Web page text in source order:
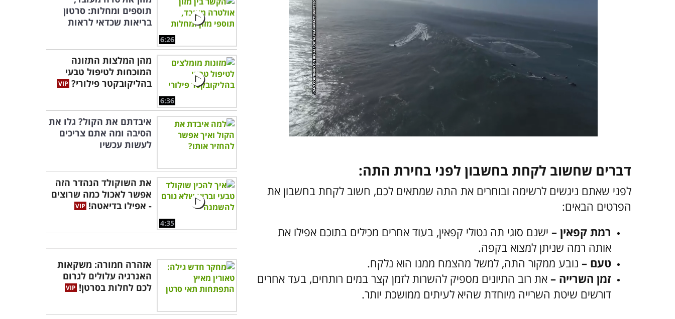
דברים שחשוב לקחת בחשבון לפני בחירת התה:
לפני שאתם ניגשים לרשימה ובוחרים את התה שמתאים לכם, חשוב לקחת בחשבון את
הפרטים הבאים:
רמת קפאין – ישנם סוגי תה נטולי קפאין, בעוד אחרים מכילים בתוכם אפילו את
אותה רמה שניתן למצוא בקפה.
טעם – נובע ממקור התה, למשל מהצמח ממנו הוא נלקח.
זמן השרייה –את רוב התיונים מספיק להשרות לזמן קצר במים רותחים, בעד אחרים
דורשים שיטת השרייה מיוחדת שהיא לעיתים ממושכת יותר.
6:26
תוספים ומחלות: סרטון
בריאות שכדאי לראות
6:36
מהן המלצות התזונה
המוכחות לטיפול טבעי
בהליקובקטר פילורי?
איבדתם את הקול? גלו את
הסיבה ומה אתם צריכים
לעשות עכשיו
4:35
את השוקולד הנהדר הזה
אפשר לאכול כמה שרוצים
- אפילו בדיאטה!
אזהרה חמורה: משקאות
האנרגיה עלולים לגרום
לכם לחלות בסרטן!